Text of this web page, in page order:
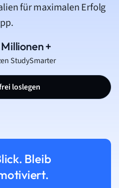
für maximalen Erfolg
+
StudySmarter
loslegen
Bleib